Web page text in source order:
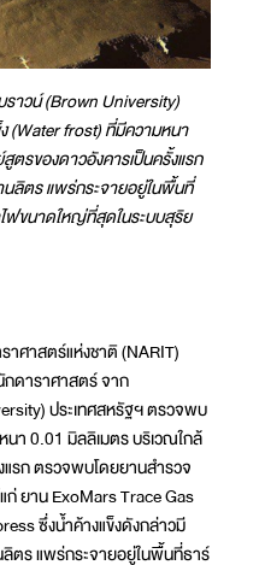
าวน์ (Brown University)
(Water frost) ที่มีความหนา
ตรของดาวอังคารเป็นครั้งแรก
ลิตร แพร่กระจายอยู่ในพื้นที่
ฟขนาดใหญ่ที่สุดในระบบสุริย
ศาสตร์แห่งชาติ (NARIT)
กดาราศาสตร์ จาก
ประเทศสหรัฐฯ ตรวจพบ
า 0.01 มิลลิเมตร บริเวณใกล้
แรก ตรวจพบโดยยานสำรวจ
ก่ ยาน ExoMars Trace Gas
ซึ่งน้ำค้างแข็งดังกล่าวมี
ตร แพร่กระจายอยู่ในพื้นที่ธาร์